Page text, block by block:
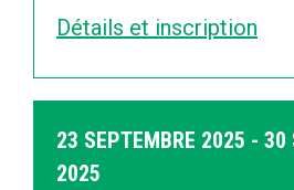
Détails et inscription
23 SEPTEMBRE 2025 - 30
2025